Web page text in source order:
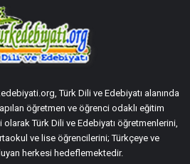
Türk Dili ve Edebiyatı alanında
öğretmen ve öğrenci odaklı eğitim
Türk Dili ve Edebiyatı öğretmenlerini,
ve lise öğrencilerini; Türkçeye ve
herkesi hedeflemektedir.